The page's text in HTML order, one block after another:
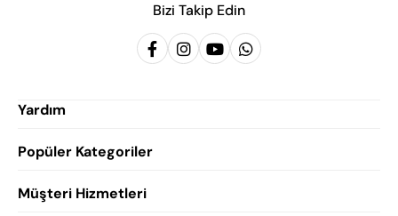
Bizi Takip Edin
Yardım
Popüler Kategoriler
Erkek Klasik Ayakkabı
Müşteri Hizmetleri